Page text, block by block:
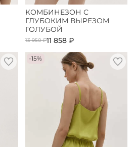
КОМБИНЕЗОН С
ГЛУБОКИМ ВЫРЕЗОМ
ГОЛУБОЙ
13 950 ₽11 858 ₽
-15%